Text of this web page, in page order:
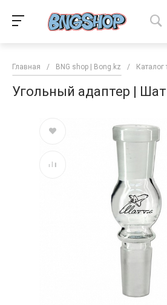
Главная / BNG shop | Bong.kz / Каталог
Угольный адаптер |